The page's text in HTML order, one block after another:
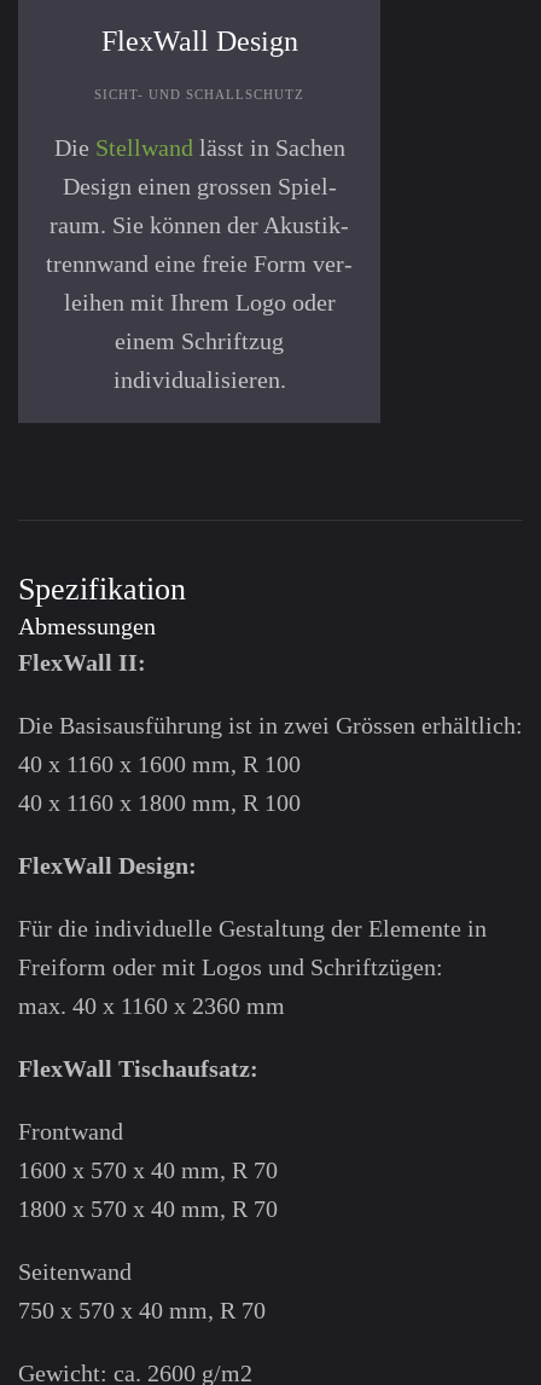
FlexWall Design
SICHT- UND SCHALLSCHUTZ
Die Stellwand lässt in Sachen
Design einen grossen Spiel­
raum. Sie können der Akustik­
trenn­wand eine freie Form ver­
leihen mit Ihrem Logo oder
einem Schrift­zug
individualisieren.
Spezifikation
Abmessungen
FlexWall II:
Die Basisausführung ist in zwei Grössen erhältlich:
40 x 1160 x 1600 mm, R 100
40 x 1160 x 1800 mm, R 100
FlexWall Design:
Für die indivi­duelle Gestaltung der Elemente in
Freiform oder mit Logos und Schrift­zügen:
max. 40 x 1160 x 2360 mm
FlexWall Tischaufsatz:
Frontwand
1600 x 570 x 40 mm, R 70
1800 x 570 x 40 mm, R 70
Seitenwand
750 x 570 x 40 mm, R 70
Gewicht: ca. 2600 g/m2